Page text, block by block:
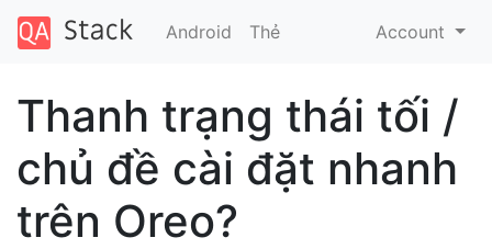
Android Thẻ Account
Thanh trạng thái tối /
chủ đề cài đặt nhanh
trên Oreo?